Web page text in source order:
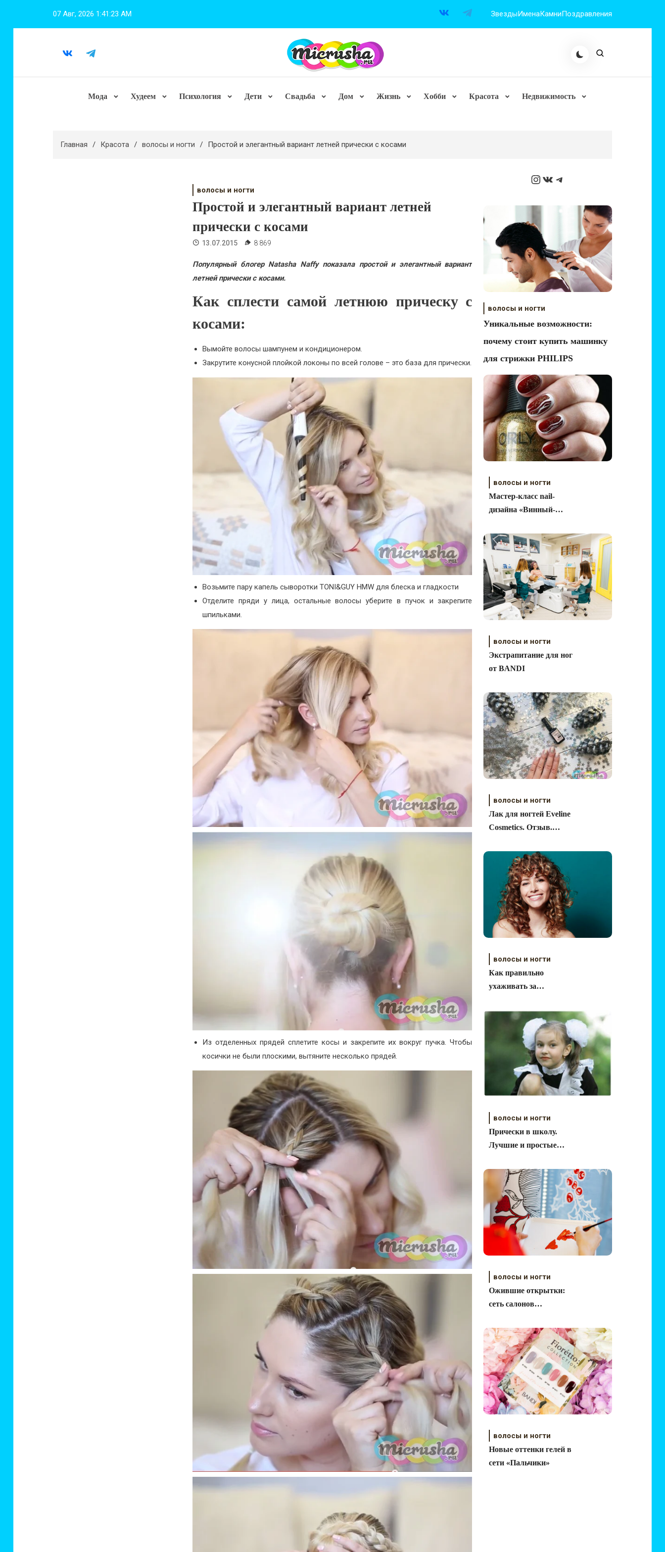
07 Авг, 2026 1:41:25 AM ЗвездыИменаКамниПоздравления
Мода Худеем Психология Дети Свадьба Дом Жизнь Хобби Красота Недвижимость
Главная Красота волосы и ногти Простой и элегантный вариант летней прически с косами
волосы и ногти
Простой и элегантный вариант летней
прически с косами
13.07.2015 8 869
Популярный блогер Natasha Naffy показала простой и элегантный вариант
летней прически с косами.
Как сплести самой летнюю прическу с
косами:
Вымойте волосы шампунем и кондиционером.
Закрутите конусной плойкой локоны по всей голове – это база для прически.
Возьмите пару капель сыворотки TONI&GUY HMW для блеска и гладкости
Отделите пряди у лица, остальные волосы уберите в пучок и закрепите
шпильками.
Из отделенных прядей сплетите косы и закрепите их вокруг пучка. Чтобы
косички не были плоскими, вытяните несколько прядей.
Instagram
ВКонтакте
Telegram
волосы и ногти
Уникальные возможности:
почему стоит купить машинку
для стрижки PHILIPS
волосы и ногти
Мастер-класс nail-
дизайна «Винный-
волосы и ногти
Экстрапитание для ног
от BANDI
волосы и ногти
Лак для ногтей Eveline
Cosmetics. Отзыв.
знакомство.
волосы и ногти
Как правильно
ухаживать за
волосы и ногти
Прически в школу.
Лучшие и простые
волосы и ногти
Ожившие открытки:
сеть салонов
витрины
волосы и ногти
Новые оттенки гелей в
сети «Пальчики»